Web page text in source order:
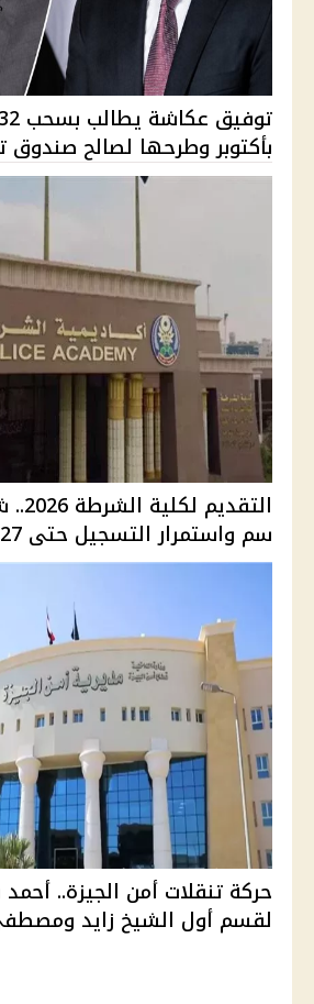
بأكتوبر وطرحها لصالح صندوق
سم واستمرار التسجيل حتى 27 أغس...
حركة تنقلات أمن الجيزة.. أحمد
لقسم أول الشيخ زايد